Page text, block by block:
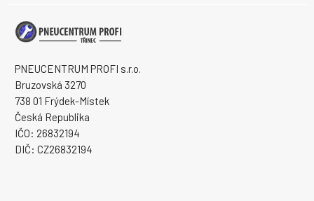
PNEUCENTRUM PROFI s.r.o.
Bruzovská 3270
738 01 Frýdek-Místek
Česká Republika
IČO: 26832194
DIČ: CZ26832194